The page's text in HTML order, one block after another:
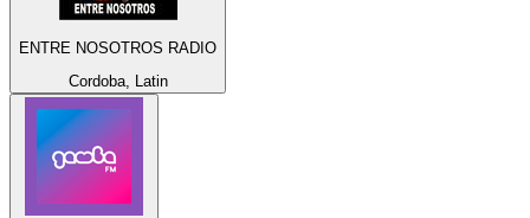
ENTRE NOSOTROS RADIO
Cordoba, Latin